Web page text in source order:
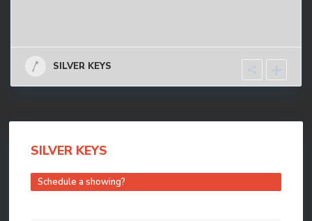
SILVER KEYS
SILVER KEYS
Schedule a showing?